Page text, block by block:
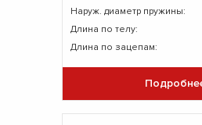
Наруж. диаметр пружины:
Длина по телу:
Длина по зацепам: